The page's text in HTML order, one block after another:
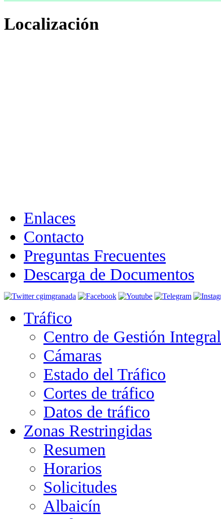
Localización
Enlaces
Contacto
Preguntas Frecuentes
Descarga de Documentos
Tráfico
Centro de Gestión
Cámaras
Estado del Tráfico
Cortes de tráfico
Datos de tráfico
Zonas Restringidas
Resumen
Horarios
Solicitudes
Albaicín